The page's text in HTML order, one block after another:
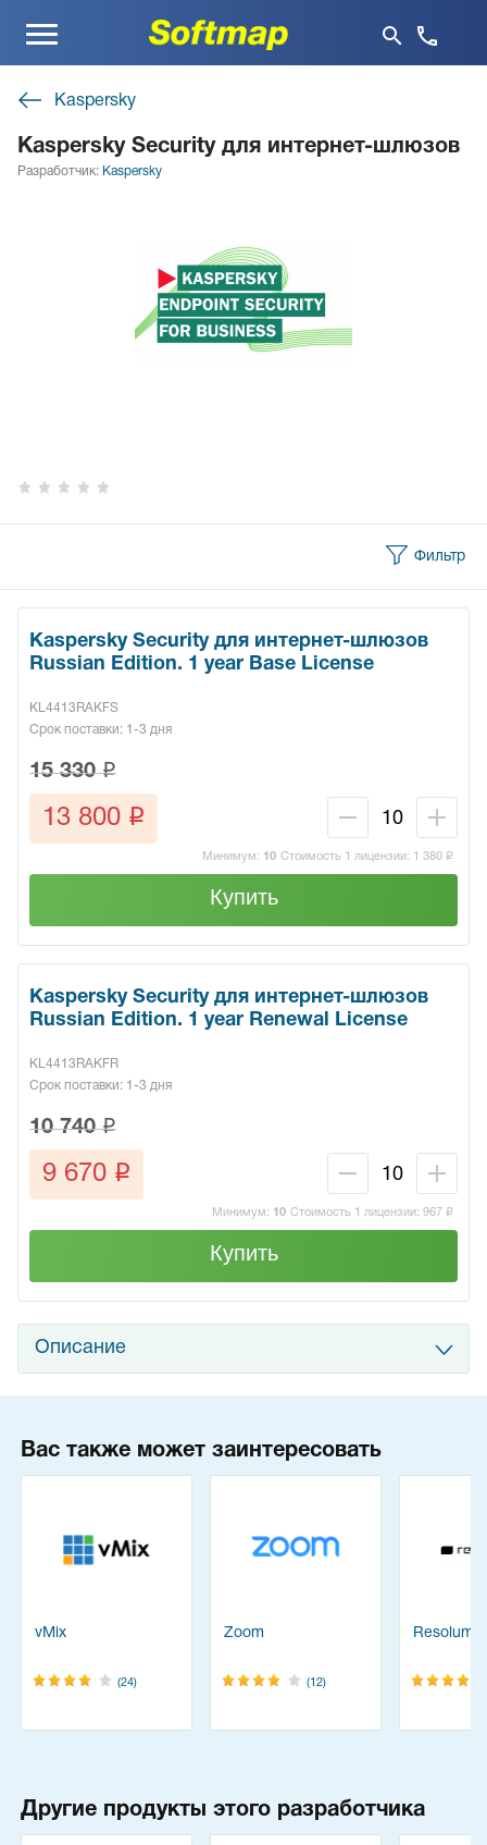
Меню
Kaspersky
Kaspersky Security для интернет-шлюзов
Разработчик: Kaspersky
Фильтр
Kaspersky Security для интернет-шлюзов
Russian Edition. 1 year Base License
KL4413RAKFS
Срок поставки: 1-3 дня
Минимум: 10 Стоимость 1 лицензии: 1 380 q
15 330q
13 800 q
Купить
Kaspersky Security для интернет-шлюзов
Russian Edition. 1 year Renewal License
KL4413RAKFR
Срок поставки: 1-3 дня
Минимум: 10 Стоимость 1 лицензии: 967 q
10 740q
9 670 q
Купить
Описание
Вас также может заинтересовать
vMix
(24)
Zoom
(12)
Resolume
Другие продукты этого разработчика